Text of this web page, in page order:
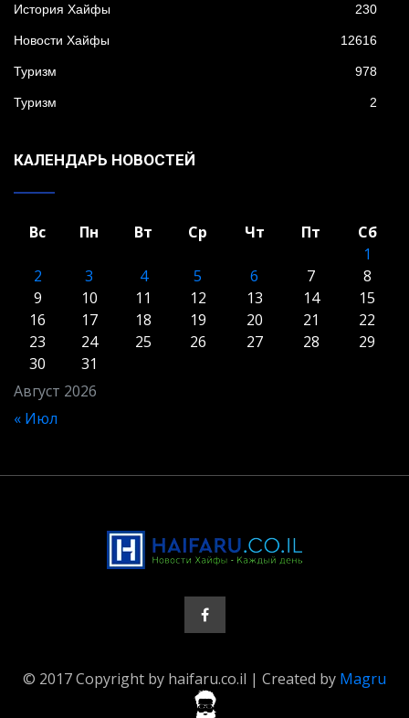
История Хайфы 230
Новости Хайфы 12616
Туризм 978
Туризм 2
КАЛЕНДАРЬ НОВОСТЕЙ
Август 2026
Вс Пн Вт Ср Чт Пт
Сб
1
2
3 4 5 6 7
8
9
10 11 12 13 14
15
16
17 18 19 20 21
22
23
24 25 26 27 28
29
30
31
« Июл
© 2017 Copyright by haifaru.co.il | Created by Magru